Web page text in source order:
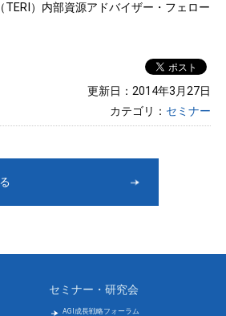
TERI）内部資源アドバイザー・フェロー
更新日：2014年3月27日
カテゴリ： セミナー
セミナー・研究会
AGI成長戦略フォーラム